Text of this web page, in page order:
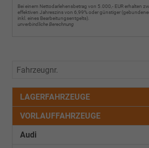
mit
den
bitten
Kenntnisnahme
Bei einem Nettodarlehensbetrag von 5.000,- EUR erhalten
effektiven Jahreszins von 6,99% oder günstiger
inkl. eines Bearbeitungsentgelts).
unverbindliche Berechnung
Fahrzeugnr.
LAGERFAHRZEUGE
VORLAUFFAHRZEUGE
Audi